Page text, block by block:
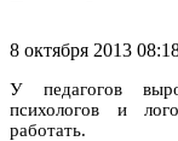
8 октября 2013
У педагогов
психологов и
работать.